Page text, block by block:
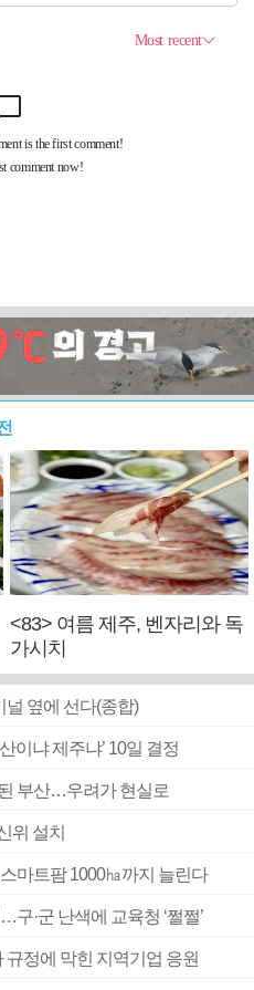
<83> 여름 제주, 벤자리와 독
가시치
널 옆에 선다(종합)
이냐 제주냐’ 10일 결정
부산…우려가 현실로
위 설치
마트팜 1000㏊까지 늘린다
·군 난색에 교육청 ‘쩔쩔’
정에 막힌 지역기업 응원